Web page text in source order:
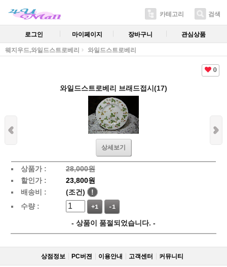
카테고리 검색
로그인 마이페이지 장바구니 관심상품
웨지우드,와일드스트로베리 와일드스트로베리
0
와일드스트로베리 브래드접시(17)
상세보기
상품가 :
28,000원
할인가 :
23,800원
배송비 :
(조건)
!
수량 :
+1 -1
- 상품이 품절되었습니다. -
상점정보 PC버젼 이용안내 고객센터 커뮤니티